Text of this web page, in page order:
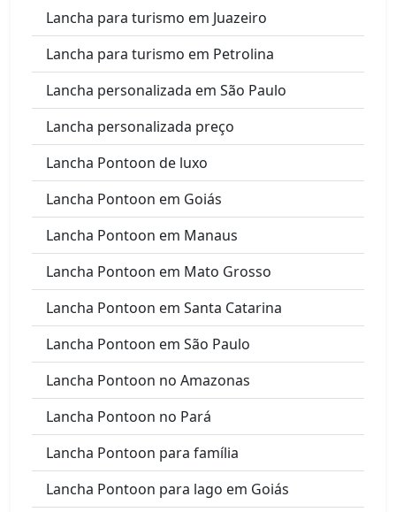
Lancha para turismo em Juazeiro
Lancha para turismo em Petrolina
Lancha personalizada em São Paulo
Lancha personalizada preço
Lancha Pontoon de luxo
Lancha Pontoon em Goiás
Lancha Pontoon em Manaus
Lancha Pontoon em Mato Grosso
Lancha Pontoon em Santa Catarina
Lancha Pontoon em São Paulo
Lancha Pontoon no Amazonas
Lancha Pontoon no Pará
Lancha Pontoon para família
Lancha Pontoon para lago em Goiás